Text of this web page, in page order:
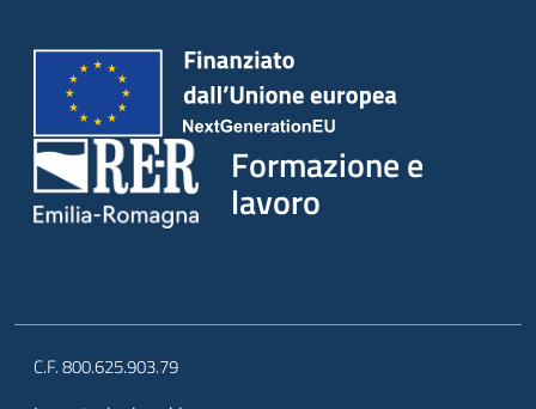
Formazione e
lavoro
C.F. 800.625.903.79